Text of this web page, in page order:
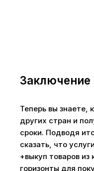
Заключение
Теперь вы знаете,
других стран и
сроки. Подводя
сказать, что
+выкуп товаров
горизонты для